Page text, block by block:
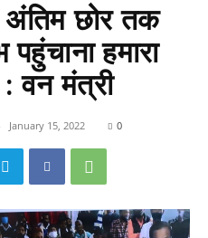
छोर तक
हमारा
वन मंत्री
January 15, 2022 0